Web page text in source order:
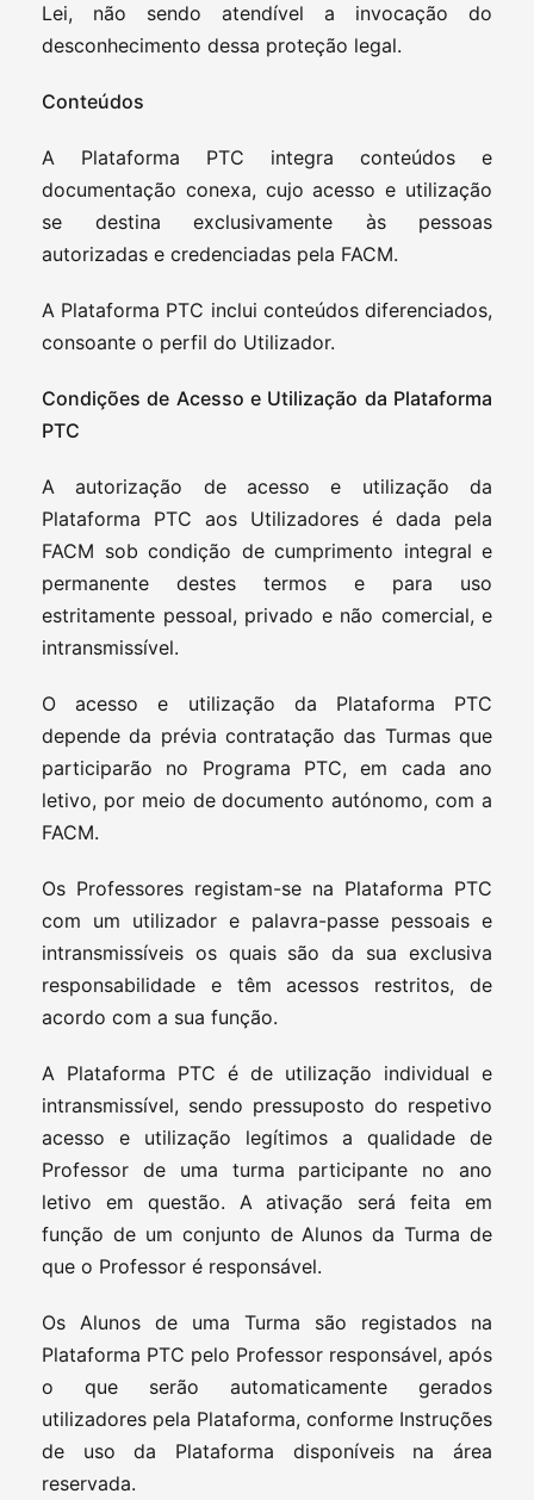
Lei, não sendo atendível a invocação do
desconhecimento dessa proteção legal.
Conteúdos
A Plataforma PTC integra conteúdos e
documentação conexa, cujo acesso e utilização
se destina exclusivamente às pessoas
autorizadas e credenciadas pela FACM.
A Plataforma PTC inclui conteúdos diferenciados,
consoante o perfil do Utilizador.
Condições de Acesso e Utilização da Plataforma
PTC
A autorização de acesso e utilização da
Plataforma PTC aos Utilizadores é dada pela
FACM sob condição de cumprimento integral e
permanente destes termos e para uso
estritamente pessoal, privado e não comercial, e
intransmissível.
O acesso e utilização da Plataforma PTC
depende da prévia contratação das Turmas que
participarão no Programa PTC, em cada ano
letivo, por meio de documento autónomo, com a
FACM.
Os Professores registam-se na Plataforma PTC
com um utilizador e palavra-passe pessoais e
intransmissíveis os quais são da sua exclusiva
responsabilidade e têm acessos restritos, de
acordo com a sua função.
A Plataforma PTC é de utilização individual e
intransmissível, sendo pressuposto do respetivo
acesso e utilização legítimos a qualidade de
Professor de uma turma participante no ano
letivo em questão. A ativação será feita em
função de um conjunto de Alunos da Turma de
que o Professor é responsável.
Os Alunos de uma Turma são registados na
Plataforma PTC pelo Professor responsável, após
o que serão automaticamente gerados
utilizadores pela Plataforma, conforme Instruções
de uso da Plataforma disponíveis na área
reservada.